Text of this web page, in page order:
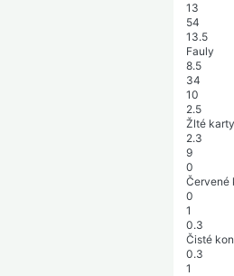
13
54
13.5
Fauly
8.5
34
10
2.5
Žlté karty
2.3
9
0
Červené
0
1
0.3
Čisté
0.3
1